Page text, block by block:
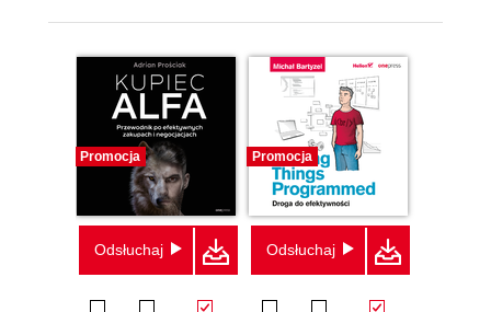
Promocja
Odsłuchaj
Promocja
Odsłuchaj